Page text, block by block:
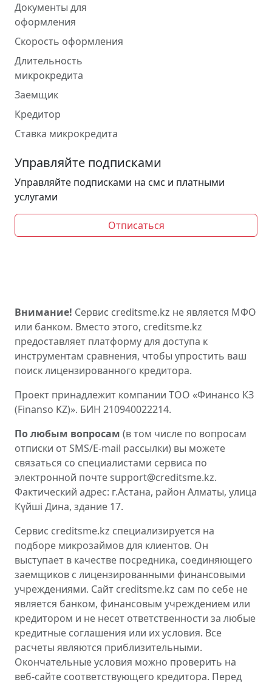
Документы для
оформления
Скорость оформления
Длительность
микрокредита
Заемщик
Кредитор
Ставка микрокредита
Управляйте подписками
Управляйте подписками на смс и платными
услугами
Отписаться
Внимание! Сервис creditsme.kz не является МФО
или банком. Вместо этого, creditsme.kz
предоставляет платформу для доступа к
инструментам сравнения, чтобы упростить ваш
поиск лицензированного кредитора.
Проект принадлежит компании ТОО «Финансо КЗ
(Finanso KZ)». БИН 210940022214.
По любым вопросам (в том числе по вопросам
отписки от SMS/E-mail рассылки) вы можете
связаться со специалистами сервиса по
электронной почте support@creditsme.kz.
Фактический адрес: г.Астана, район Алматы, улица
Күйші Дина, здание 17.
Сервис creditsme.kz специализируется на
подборе микрозаймов для клиентов. Он
выступает в качестве посредника, соединяющего
заемщиков с лицензированными финансовыми
учреждениями. Сайт creditsme.kz сам по себе не
является банком, финансовым учреждением или
кредитором и не несет ответственности за любые
кредитные соглашения или их условия. Все
расчеты являются приблизительными.
Окончательные условия можно проверить на
веб-сайте соответствующего кредитора. Перед